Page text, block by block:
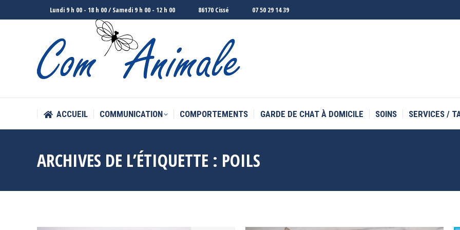
Lundi 9 h 00 - 18 h 00 / Samedi 9 h 00 - 12 h 00 86170 Cissé 07 50 29 14 39
ACCUEIL COMMUNICATION COMPORTEMENTS GARDE DE CHAT À DOMICILE SOINS SERVICES /
ARCHIVES DE L’ÉTIQUETTE : POILS